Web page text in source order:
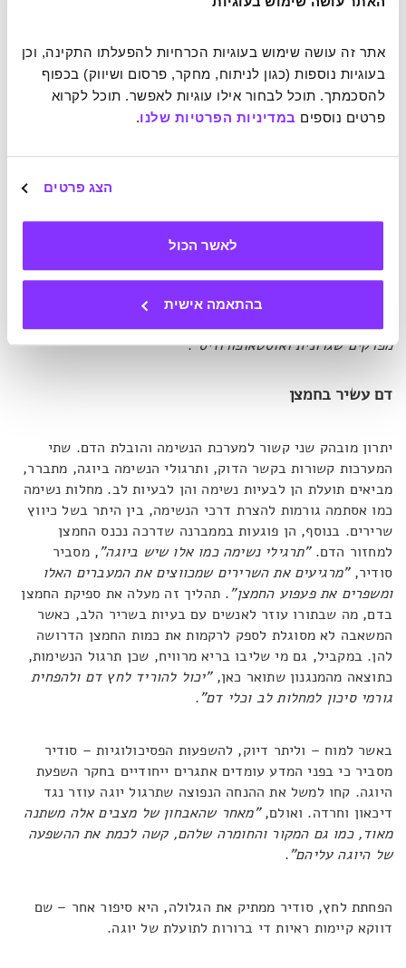
פרטים נוספים במדיניות הפרטיות שלנו.
הצג פרטים
לאשר הכול
בהתאמה אישית
"תרגילי מתיחות קבועים מגרים את תאי הגזע, שלאחר
מכן מתמיינים לרקמת שריר חדשה ולתאים אחרים המייצרים
קולגן גמיש. בנוסף, תרגילי מתיחות תדירים מפחיתים את
הרפלקס הטבעי של הגוף לכווץ שרירים, דבר המשפר את כוח
הסבל ומביא להישגי גמישות". החוקרים לא הצליחו לבודד
השינוי במבנה השרירים מסייע לאנשים בריאים לפתח גמישות
וחוזק, אבל אצל אנשים עם בעיות רפואיות שקשורות בשרירים
הוביל לשיפור בתחושת הכאב ובכושר הניידות."הוספת יוגה
לשגרת תרגילים קיימת עשויה לשפר את החוזק והגמישות
במצבים רפואיים קשים לטיפול כמו כאב גב תחתון כרוני, דלקת
מפרקים שגרונית ואוסטאופורוזיס".
דם עשיר בחמצן
יתרון מובהק שני קשור למערכת הנשימה והובלת הדם. שתי
המערכות קשורות בקשר הדוק, ותרגולי הנשימה ביוגה, מתברר,
מביאים תועלת הן לבעיות נשימה והן לבעיות לב. מחלות נשימה
כמו אסתמה גורמות להצרת דרכי הנשימה, בין היתר בשל כיווץ
שרירים. בנוסף, הן פוגעות בממברנה שדרכה נכנס החמצן
למחזור הדם."תרגילי נשימה כמו אלו שיש ביוגה", מסביר
סודיר,"מרגיעים את השרירים שמכווצים את המעברים האלו
ומשפרים את פעפוע החמצן". תהליך זה מעלה את ספיקת החמצן
בדם, מה שבתורו עוזר לאנשים עם בעיות בשריר הלב, כאשר
המשאבה לא מסוגלת לספק לרקמות את כמות החמצן הדרושה
להן. במקביל, גם מי שליבו בריא מרוויח, שכן תרגול הנשימות,
כתוצאה מהמנגנון שתואר כאן,"יכול להוריד לחץ דם ולהפחית
גורמי סיכון למחלות לב וכלי דם".
באשר למוח – וליתר דיוק, להשפעות הפסיכולוגיות – סודיר
מסביר כי בפני המדע עומדים אתגרים ייחודיים בחקר השפעת
היוגה. קחו למשל את ההנחה הנפוצה שתרגול יוגה עוזר נגד
דיכאון וחרדה. ואולם,"מאחר שהאבחון של מצבים אלה משתנה
מאוד, כמו גם המקור והחומרה שלהם, קשה לכמת את ההשפעה
של היוגה עליהם".
הפחתת לחץ, סודיר ממתיק את הגלולה, היא סיפור אחר – שם
דווקא קיימות ראיות די ברורות לתועלת של יוגה.